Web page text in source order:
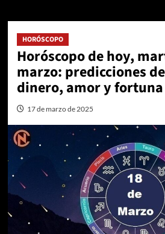
HORÓSCOPO
Horóscopo de hoy,
marzo: predicciones
dinero, amor y fortuna
17 de marzo de 2025